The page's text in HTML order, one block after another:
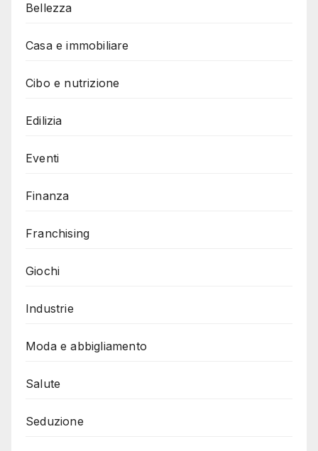
Bellezza
Casa e immobiliare
Cibo e nutrizione
Edilizia
Eventi
Finanza
Franchising
Giochi
Industrie
Moda e abbigliamento
Salute
Seduzione